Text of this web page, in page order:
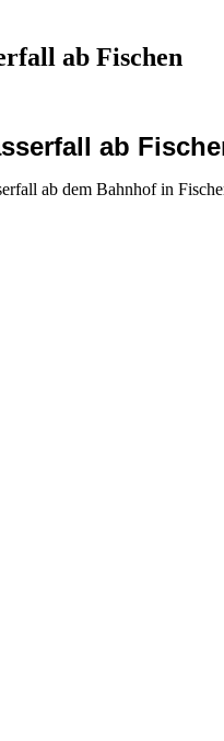
ab Fischen
ab
ab dem Bahnhof in